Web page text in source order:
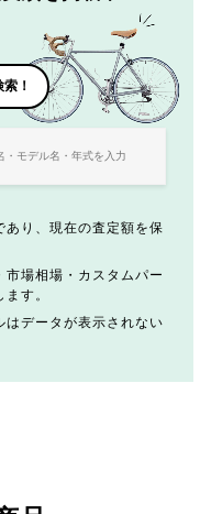
！
あり、現在の査定額を保
場相場・カスタムパー
す。
はデータが表示されない